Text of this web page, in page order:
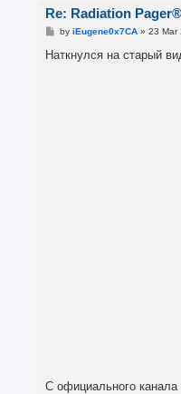
Re: Radiation
P
s
by iEugene0x7CA» 23 Mar
Наткнулся на старый
С официального